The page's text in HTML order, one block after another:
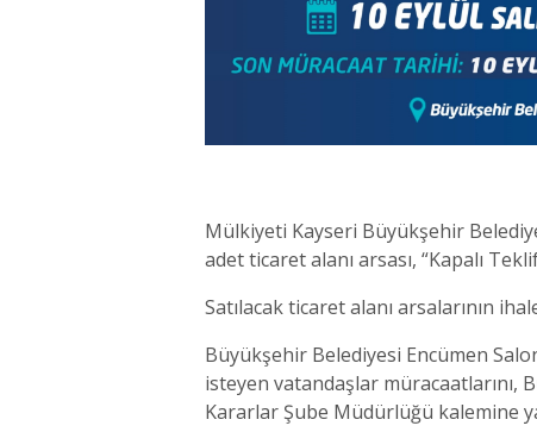
Mülkiyeti Kayseri Büyükşehir
adet ticaret alanı arsası, “Kapalı
Satılacak ticaret alanı arsalarının
Büyükşehir Belediyesi Encümen
isteyen vatandaşlar müracaatlarını,
Kararlar Şube Müdürlüğü kalemine